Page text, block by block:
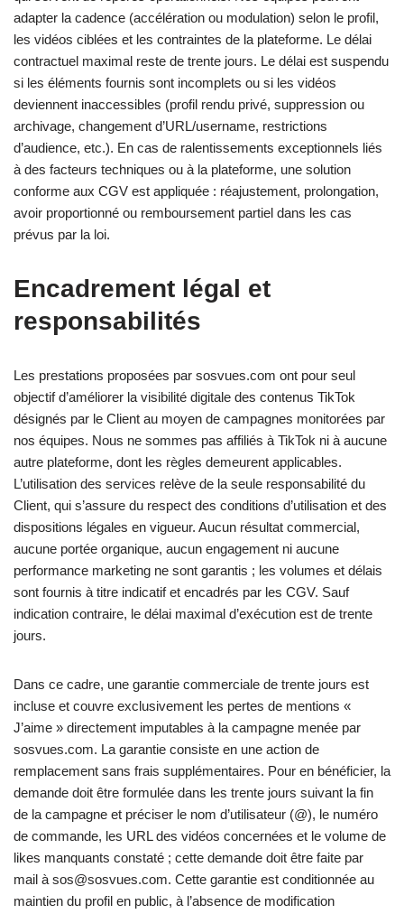
adapter la cadence (accélération ou modulation) selon le profil,
les vidéos ciblées et les contraintes de la plateforme. Le délai
contractuel maximal reste de trente jours. Le délai est suspendu
si les éléments fournis sont incomplets ou si les vidéos
deviennent inaccessibles (profil rendu privé, suppression ou
archivage, changement d’URL/username, restrictions
d’audience, etc.). En cas de ralentissements exceptionnels liés
à des facteurs techniques ou à la plateforme, une solution
conforme aux CGV est appliquée : réajustement, prolongation,
avoir proportionné ou remboursement partiel dans les cas
prévus par la loi.
Encadrement légal et
responsabilités
Les prestations proposées par sosvues.com ont pour seul
objectif d’améliorer la visibilité digitale des contenus TikTok
désignés par le Client au moyen de campagnes monitorées par
nos équipes. Nous ne sommes pas affiliés à TikTok ni à aucune
autre plateforme, dont les règles demeurent applicables.
L’utilisation des services relève de la seule responsabilité du
Client, qui s’assure du respect des conditions d’utilisation et des
dispositions légales en vigueur. Aucun résultat commercial,
aucune portée organique, aucun engagement ni aucune
performance marketing ne sont garantis ; les volumes et délais
sont fournis à titre indicatif et encadrés par les CGV. Sauf
indication contraire, le délai maximal d’exécution est de trente
jours.
Dans ce cadre, une garantie commerciale de trente jours est
incluse et couvre exclusivement les pertes de mentions «
J’aime » directement imputables à la campagne menée par
sosvues.com. La garantie consiste en une action de
remplacement sans frais supplémentaires. Pour en bénéficier, la
demande doit être formulée dans les trente jours suivant la fin
de la campagne et préciser le nom d’utilisateur (@), le numéro
de commande, les URL des vidéos concernées et le volume de
likes manquants constaté ; cette demande doit être faite par
mail à sos@sosvues.com. Cette garantie est conditionnée au
maintien du profil en public, à l’absence de modification